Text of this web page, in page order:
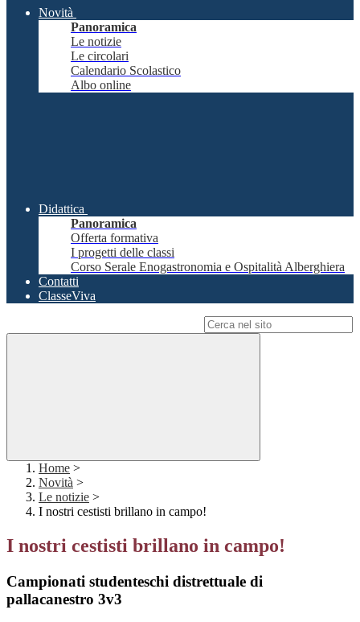
Novità
Panoramica
Le notizie
Le circolari
Calendario Scolastico
Albo online
Didattica
Panoramica
Offerta formativa
I progetti delle classi
Corso Serale Enogastronomia e Ospitalità Alberghiera
Contatti
ClasseViva
Home >
Novità >
Le notizie >
I nostri cestisti brillano in campo!
I nostri cestisti brillano in campo!
Campionati studenteschi distrettuale di
pallacanestro 3v3